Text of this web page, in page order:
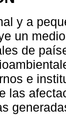
y a
un
de
e
las